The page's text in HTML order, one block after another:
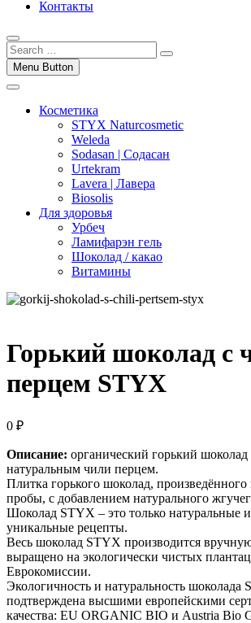
Контакты
Menu Button
Косметика
STYX Naturcosmetic
Weleda
Sodasan | Содасан
Urtekram
Lavera | Лавера
Biosolis
Для здоровья
Урбеч
Ламифарэн гель
Шоколад / какао
Витамины
Горький шоколад с
перцем STYX
0 ₽
Описание: органический горький
натуральным чили перцем.
Плитка горького шоколад,
пробы, с добавлением натурального
Шоколад STYX – это только натуральные
уникальные рецепты.
Весь шоколад STYX производится
выращено на экологически чистых
Еврокомиссии.
Экологичность и натуральность шоколада
подтверждена высшими европейскими
качества: EU ORGANIC BIO и Austria Bio